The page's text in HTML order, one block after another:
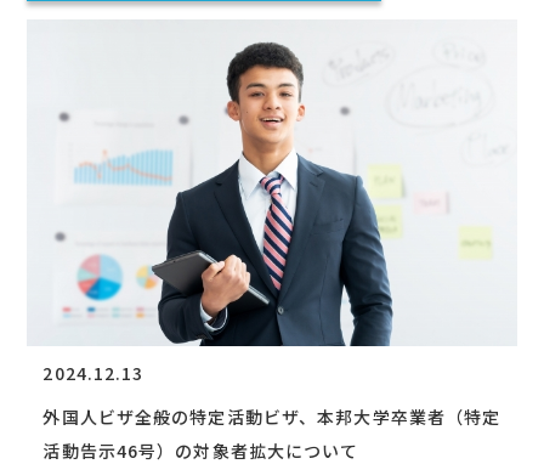
2024.12.13
外国人ビザ全般の特定活動ビザ、本邦大学卒業者（特定
活動告示46号）の対象者拡大について